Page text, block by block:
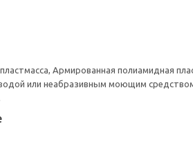
Армированная полиамидная
или неабразивным моющим